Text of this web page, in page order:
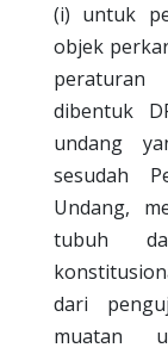
(i) untuk
objek
dibentuk
undang
sesudah
Undang,
tubuh
dari
muatan